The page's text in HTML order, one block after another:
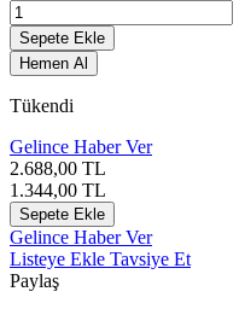
Sepete Ekle
Hemen Al
Tükendi
Gelince Haber Ver
2.688,00 TL
1.344,00 TL
Sepete Ekle
Gelince Haber Ver
Listeye Ekle Tavsiye Et
Paylaş